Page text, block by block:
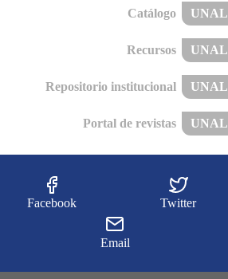
Catálogo UNAL
Recursos UNAL
Repositorio institucional UNAL
Portal de revistas UNAL
Facebook Twitter
Email